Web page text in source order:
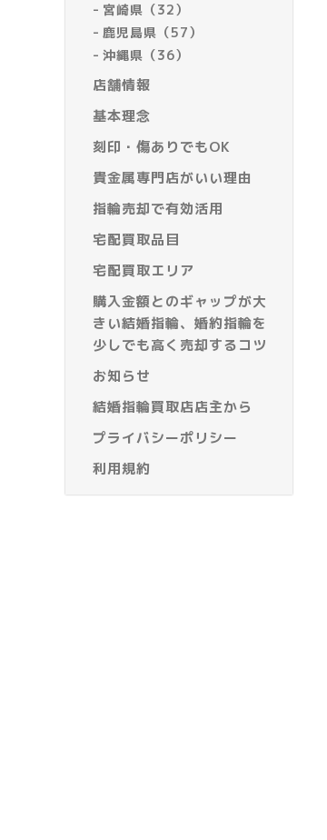
宮崎県（32）
鹿児島県（57）
沖縄県（36）
店舗情報
基本理念
刻印・傷ありでもOK
貴金属専門店がいい理由
指輪売却で有効活用
宅配買取品目
宅配買取エリア
購入金額とのギャップが大
きい結婚指輪、婚約指輪を
少しでも高く売却するコツ
お知らせ
結婚指輪買取店店主から
プライバシーポリシー
利用規約